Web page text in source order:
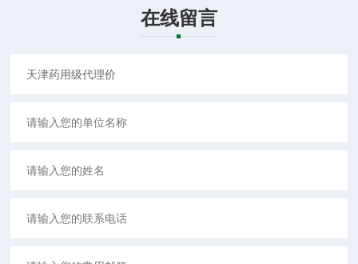
在线留言